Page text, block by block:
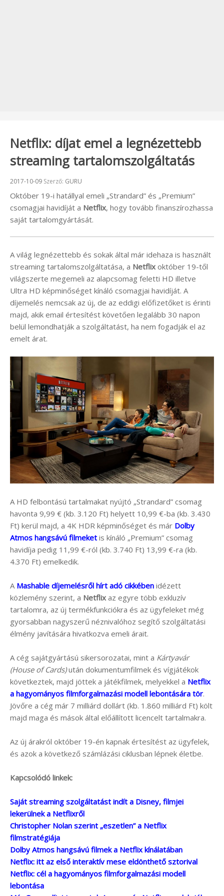
Netflix: díjat emel a legnézettebb
streaming tartalomszolgáltatás
Beküldve:
2017-10-09 Szerző: GURU
Október 19-i hatállyal emeli „Strandard” és „Premium”
csomagjai havidíját a Netflix, hogy tovább finanszírozhassa
saját tartalomgyártását.
A világ legnézettebb és sokak által már idehaza is használt
streaming tartalomszolgáltatása, a Netflix október 19-től
világszerte megemeli az alapcsomag feletti HD illetve
Ultra HD képminőséget kínáló csomagjai havidíját. A
díjemelés nemcsak az új, de az eddigi előfizetőket is érinti
majd, akik email értesítést követően legalább 30 napon
belül lemondhatják a szolgáltatást, ha nem fogadják el az
emelt árat.
A HD felbontású tartalmakat nyújtó „Strandard” csomag
havonta 9,99 € (kb. 3.120 Ft) helyett 10,99 €-ba (kb. 3.430
Ft) kerül majd, a 4K HDR képminőséget és már Dolby
Atmos hangsávú filmeket is kínáló „Premium” csomag
havidíja pedig 11,99 €-ról (kb. 3.740 Ft) 13,99 €-ra (kb.
4.370 Ft) emelkedik.
A Mashable díjemelésről hírt adó cikkében idézett
közlemény szerint, a Netflix az egyre több exkluzív
tartalomra, az új termékfunkciókra és az ügyfeleket még
gyorsabban nagyszerű néznivalóhoz segítő szolgáltatási
élmény javítására hivatkozva emeli árait.
A cég sajátgyártású sikersorozatai, mint a Kártyavár
(House of Cards)után dokumentumfilmek és vígjátékok
következtek, majd jöttek a játékfilmek, melyekkel a Netflix
a hagyományos filmforgalmazási modell lebontására tör.
Jövőre a cég már 7 milliárd dollárt (kb. 1.860 milliárd Ft) költ
majd maga és mások által előállított licencelt tartalmakra.
Az új árakról október 19-én kapnak értesítést az ügyfelek,
és azok a következő számlázási ciklusban lépnek életbe.
Kapcsolódó linkek:
Saját streaming szolgáltatást indít a Disney, filmjei
lekerülnek a Netflixről
Christopher Nolan szerint „eszetlen” a Netflix
filmstratégiája
Dolby Atmos hangsávú filmek a Netflix kínálatában
Netflix: itt az első interaktív mese eldönthető sztorival
Netflix: cél a hagyományos filmforgalmazási modell
lebontása